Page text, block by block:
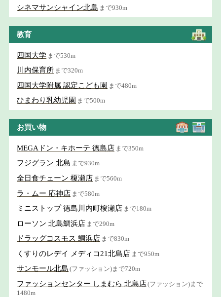
シネマサンシャイン北島 まで930m
教育
四国大学 まで530m
川内保育所 まで320m
四国大学附属 認定こども園 まで480m
ひまわり乳幼児園 まで500m
お買い物
MEGAドン・キホーテ 徳島店 まで350m
フジグラン 北島 まで930m
全日食チェーン 榎瀬店 まで560m
ラ・ムー 応神店 まで580m
ミニストップ 徳島川内町榎瀬店 まで180m
ローソン 北島鯛浜店 まで290m
ドラッグコスモス 鯛浜店 まで830m
くすりのレデイ メディコ21北島店 まで950m
サンモール北島 (ファッション)まで720m
ファッションセンター しまむら 北島店(ファッション)まで
1480m